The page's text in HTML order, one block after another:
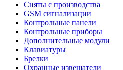
Сняты с производства
GSM сигнализации
Контрольные панели
Контрольные приборы
Дополнительные модули
Клавиатуры
Брелки
Охранные извещатели